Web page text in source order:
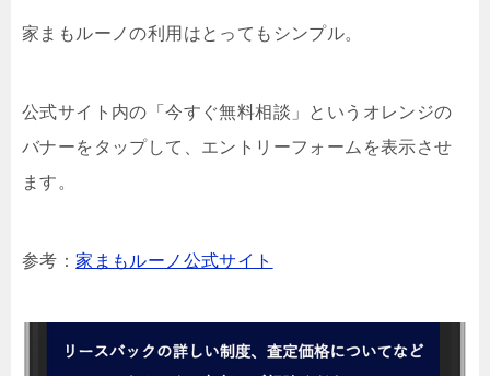
家まもルーノの利用はとってもシンプル。
公式サイト内の「今すぐ無料相談」というオレンジの
バナーをタップして、エントリーフォームを表示させ
ます。
参考：家まもルーノ公式サイト